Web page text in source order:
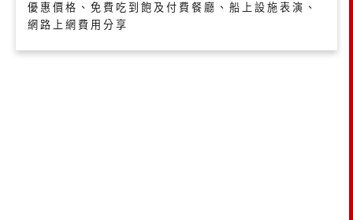
優惠價格、免費吃到飽及付費餐廳、船上設施表演、
網路上網費用分享